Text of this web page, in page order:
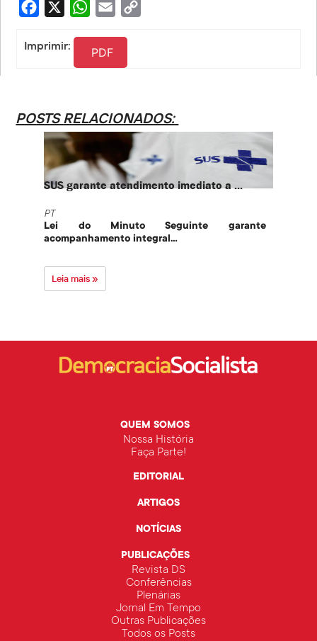
Facebook WhatsApp
Email
Imprimir: PDF
POSTS RELACIONADOS:
SUS garante atendimento imediato a ...
PT
Lei do Minuto Seguinte garante
acompanhamento integral...
Leia mais »
QUEM SOMOS
Nossa História
Faça Parte!
EDITORIAL
ARTIGOS
NOTÍCIAS
PUBLICAÇÕES
Revista DS
Conferências
Plenárias
Jornal Em Tempo
Outras Publicações
Todos os Posts